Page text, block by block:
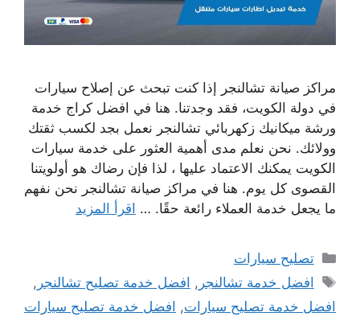
مراكز صيانة تشالنجر إذا كنت تبحث عن إصلاح سيارات
في دولة الكويت، فقد وجدتنا. هنا في افضل كراج خدمة
ورشة ميكانيك زكهربائي تشالنجر نعمل بجد لكسب ثقتك
وولائك. نحن نعلم مدى أهمية العثور على خدمة سيارات
الكويت يمكنك الاعتماد عليها ، لذا فإن رضاك ​​هو أولويتنا
القصوى كل يوم. هنا في مراكز صيانة تشالنجر نحن نفهم
ما يجعل خدمة العملاء رائعة حقًا. … اقرأ المزيد
التصنيفات
تصليح سيارات
الوسوم
افضل خدمة تشالنجر , افضل خدمة تصليح تشالنجر ,
افضل خدمة تصليح سيارات, افضل خدمة تصليح سيارات